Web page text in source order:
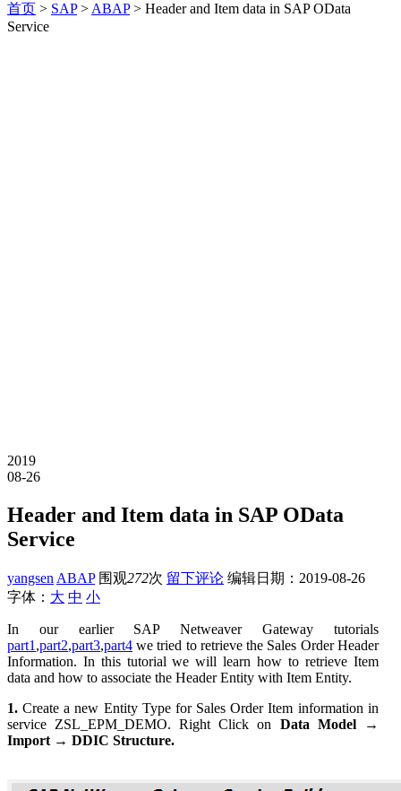
首页 > SAP> ABAP> Header and Item data in SAP OData
Service
2019
08-26
Header and Item data in SAP OData
Service
yangsen ABAP围观272次 留下评论 编辑日期： 2019-08-26
字体： 大 中 小
In our earlier SAP Netweaver Gateway tutorials
part1 ,part2,part3,part4 we tried to retrieve the Sales Order Header
Information. In this tutorial we will learn how to retrieve Item
data and how to associate the Header Entity with Item Entity.
1. Create a new Entity Type for Sales Order Item information in
service ZSL_EPM_DEMO. Right Click on Data Model→
Import → DDIC Structure.